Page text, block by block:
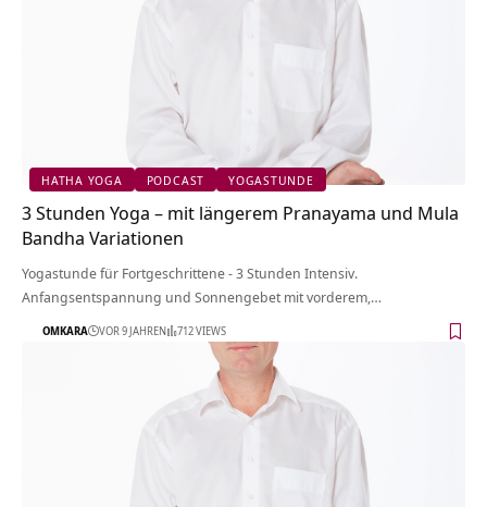
HATHA YOGA PODCAST YOGASTUNDE
3 Stunden Yoga – mit längerem Pranayama und Mula
Bandha Variationen
Yogastunde für Fortgeschrittene - 3 Stunden Intensiv.
Anfangsentspannung und Sonnengebet mit vorderem,…
OMKARA VOR 9 JAHREN 712 VIEWS